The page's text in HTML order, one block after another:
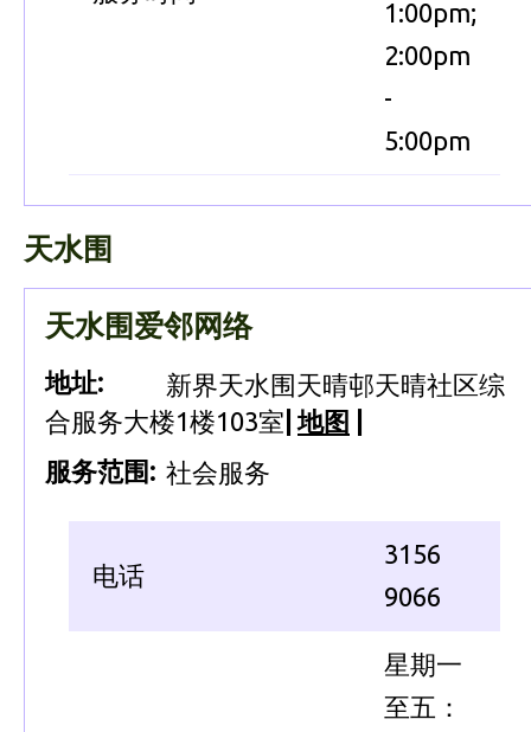
1:00pm;
2:00pm
-
5:00pm
天水围
天水围爱邻网络
地址:
新界天水围天晴邨天晴社区综
合服务大楼1楼103室 地图
服务范围: 社会服务
电话
3156
9066
星期一
至五：